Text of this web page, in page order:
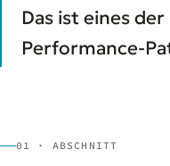
Das ist eines
Performance-
01 · ABSCHNITT